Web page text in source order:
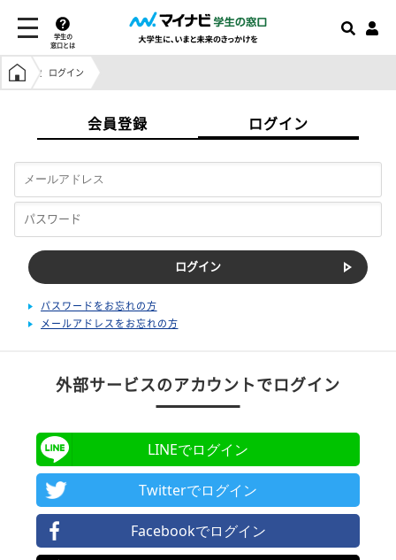
学生の
窓口とは
学生の窓口トップ
ログイン
会員登録 ログイン
パスワードをお忘れの方
メールアドレスをお忘れの方
外部サービスのアカウントでログイン
LINEでログイン
Twitterでログイン
Facebookでログイン